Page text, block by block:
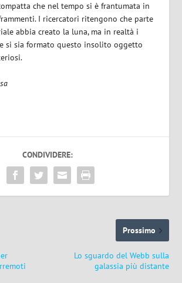
che nel tempo si è frantumata in
I ricercatori ritengono che parte
abbia creato la luna, ma in realtà i
si sia formato questo insolito oggetto
CONDIVIDERE:
Prossimo
Lo sguardo del Webb sulla
galassia più distante